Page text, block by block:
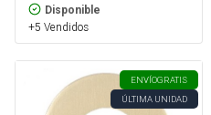
Disponible
+5 Vendidos
ENVÍOGRATIS
ÚLTIMA UNIDAD